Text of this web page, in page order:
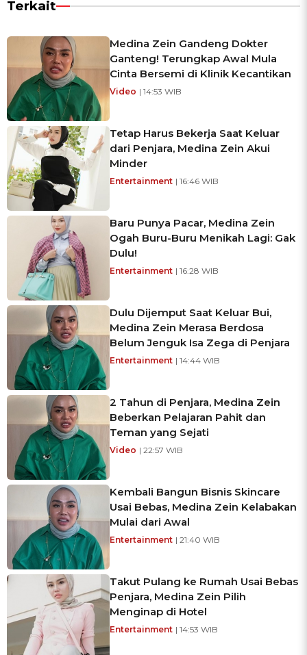
Terkait
Medina Zein Gandeng Dokter
Ganteng! Terungkap Awal Mula
Cinta Bersemi di Klinik Kecantikan
Video | 14:53 WIB
Tetap Harus Bekerja Saat Keluar
dari Penjara, Medina Zein Akui
Minder
Entertainment | 16:46 WIB
Baru Punya Pacar, Medina Zein
Ogah Buru-Buru Menikah Lagi: Gak
Dulu!
Entertainment | 16:28 WIB
Dulu Dijemput Saat Keluar Bui,
Medina Zein Merasa Berdosa
Belum Jenguk Isa Zega di Penjara
Entertainment | 14:44 WIB
2 Tahun di Penjara, Medina Zein
Beberkan Pelajaran Pahit dan
Teman yang Sejati
Video | 22:57 WIB
Kembali Bangun Bisnis Skincare
Usai Bebas, Medina Zein Kelabakan
Mulai dari Awal
Entertainment | 21:40 WIB
Takut Pulang ke Rumah Usai Bebas
Penjara, Medina Zein Pilih
Menginap di Hotel
Entertainment | 14:53 WIB